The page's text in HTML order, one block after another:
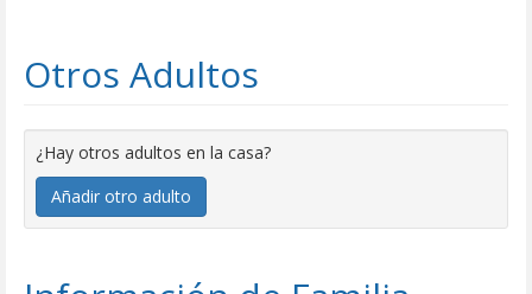
Otros Adultos
¿Hay otros adultos en la casa?
Añadir otro adulto